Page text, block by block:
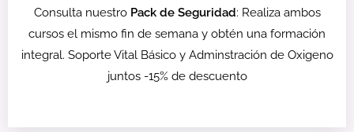
Consulta nuestro Pack de Seguridad: Realiza ambos
cursos el mismo fin de semana y obtén una formación
integral. Soporte Vital Básico y Adminstración de Oxigeno
juntos -15% de descuento